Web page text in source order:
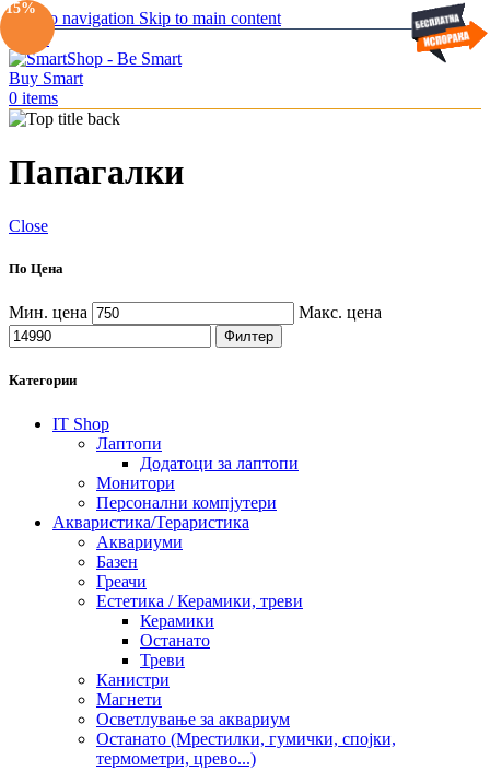
Skip to navigation Skip to main content
0 items
Папагалки
Close
По Цена
Мин. цена Макс. цена
Филтер
Категории
IT Shop
Лаптопи
Додатоци за лаптопи
Монитори
Персонални компјутери
Акваристика/Тераристика
Аквариуми
Базен
Греачи
Естетика / Керамики, треви
Керамики
Останато
Треви
Канистри
Магнети
Осветлување за аквариум
Останато (Мрестилки, гумички, спојки,
термометри, црево...)
-15%